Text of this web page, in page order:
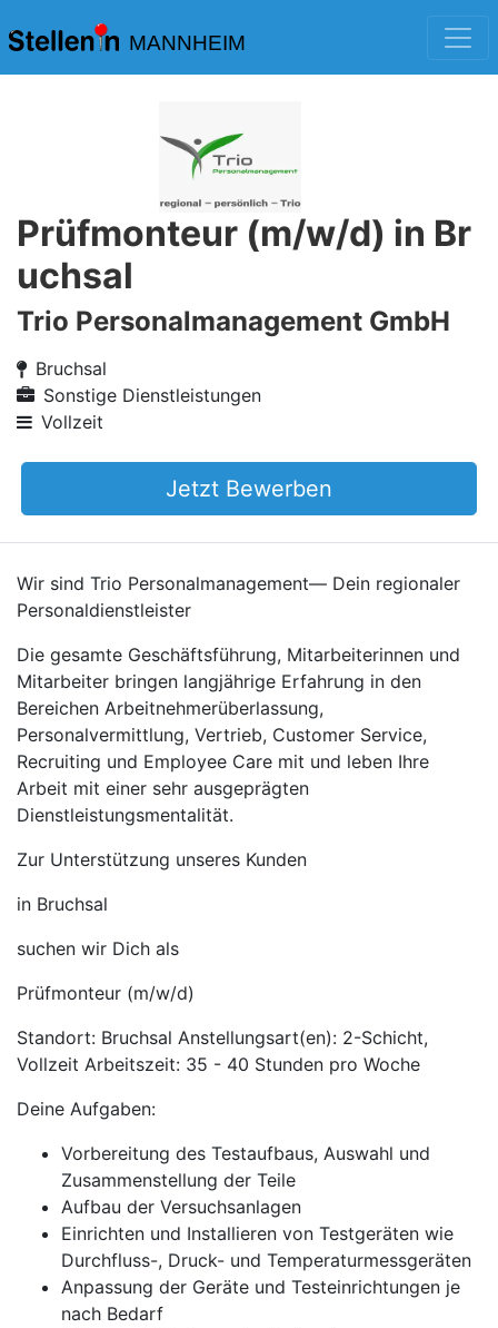
MANNHEIM
Prüfmonteur (m/w/d) in Br
uchsal
Trio Personalmanagement GmbH
Bruchsal
Sonstige Dienstleistungen
Vollzeit
Jetzt Bewerben
Wir sind Trio Personalmanagement— Dein regionaler
Personaldienstleister
Die gesamte Geschäftsführung, Mitarbeiterinnen und
Mitarbeiter bringen langjährige Erfahrung in den
Bereichen Arbeitnehmerüberlassung,
Personalvermittlung, Vertrieb, Customer Service,
Recruiting und Employee Care mit und leben Ihre
Arbeit mit einer sehr ausgeprägten
Dienstleistungsmentalität.
Zur Unterstützung unseres Kunden
in Bruchsal
suchen wir Dich als
Prüfmonteur (m/w/d)
Standort: Bruchsal Anstellungsart(en): 2-Schicht,
Vollzeit Arbeitszeit: 35 - 40 Stunden pro Woche
Deine Aufgaben:
Vorbereitung des Testaufbaus, Auswahl und
Zusammenstellung der Teile
Aufbau der Versuchsanlagen
Einrichten und Installieren von Testgeräten wie
Durchfluss-, Druck- und Temperaturmessgeräten
Anpassung der Geräte und Testeinrichtungen je
nach Bedarf